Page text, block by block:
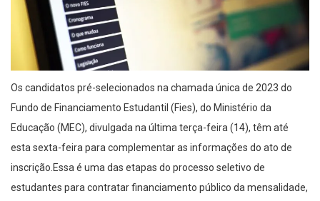
Os candidatos pré-selecionados na chamada única de 2023 do
Fundo de Financiamento Estudantil (Fies), do Ministério da
Educação (MEC), divulgada na última terça-feira (14), têm até
esta sexta-feira para complementar as informações do ato de
inscrição.Essa é uma das etapas do processo seletivo de
estudantes para contratar financiamento público da mensalidade,